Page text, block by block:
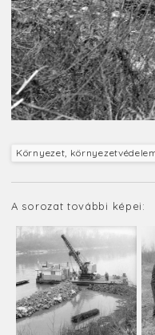
Környezet,
A sorozat további képei: